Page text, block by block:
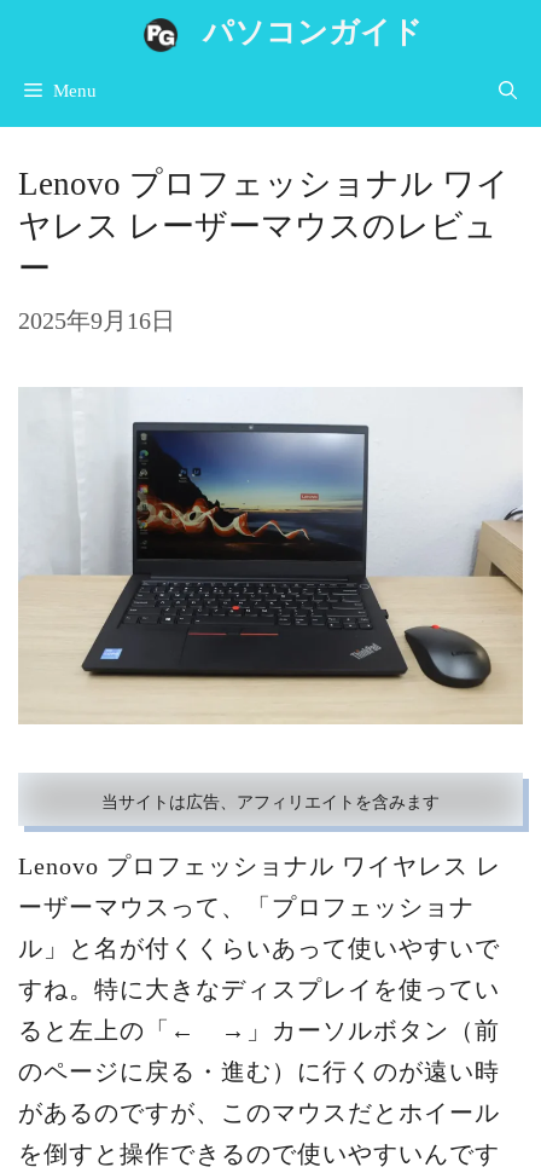
へ
ス
キ
プ
パソコンガイド
Menu
Lenovo プロフェッショナル ワイ
ヤレス レーザーマウスのレビュ
ー
2025年9月16日
当サイトは広告、アフィリエイトを含みます
Lenovo プロフェッショナル ワイヤレス レ
ーザーマウスって、「プロフェッショナ
ル」と名が付くくらいあって使いやすいで
すね。特に大きなディスプレイを使ってい
ると左上の「← →」カーソルボタン（前
のページに戻る・進む）に行くのが遠い時
があるのですが、このマウスだとホイール
を倒すと操作できるので使いやすいんです